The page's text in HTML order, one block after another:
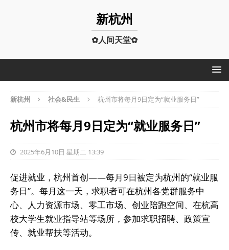
新杭州
✿人间天堂✿
新杭州 社会&民生 杭州市将每月9日定为“就业服务日”
杭州市将每月9日定为“就业服务日”
2025年6月10日 星期二 13:39
促进就业，杭州首创——每月9日被定为杭州的“就业服
务日”。每月这一天，求职者可在杭州各党群服务中
心、人力资源市场、零工市场、创业陪跑空间、在杭高
校大学生就业指导站等场所，参加求职招聘、政策宣
传、就业帮扶等活动。